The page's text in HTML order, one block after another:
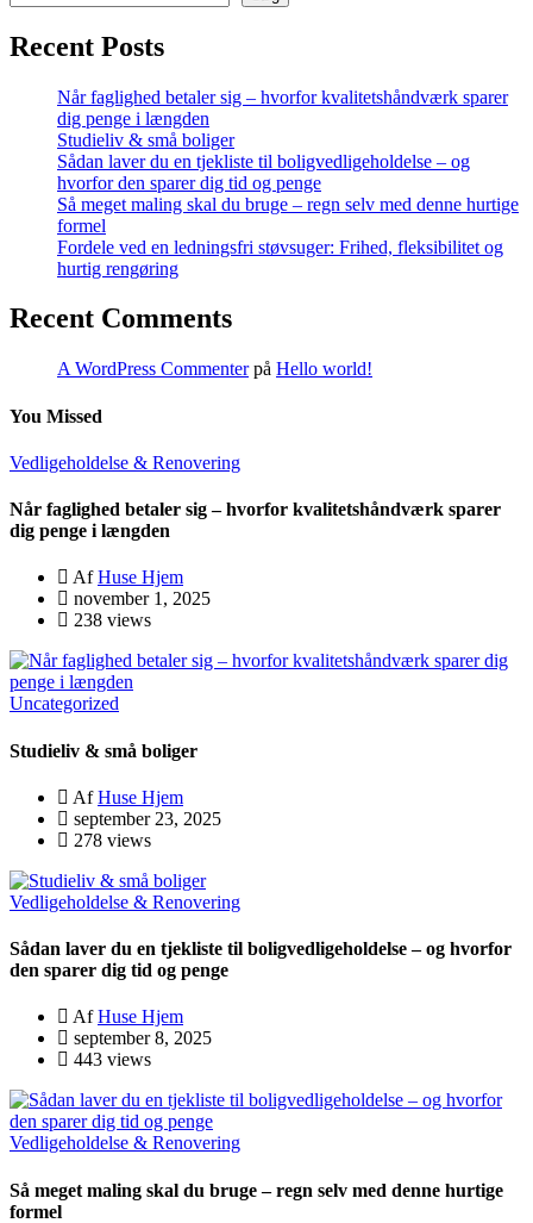
Recent Posts
Når faglighed betaler sig – hvorfor kvalitetshåndværk sparer
dig penge i længden
Studieliv & små boliger
Sådan laver du en tjekliste til boligvedligeholdelse – og
hvorfor den sparer dig tid og penge
Så meget maling skal du bruge – regn selv med denne hurtige
formel
Fordele ved en ledningsfri støvsuger: Frihed, fleksibilitet og
hurtig rengøring
Recent Comments
A WordPress Commenterpå Hello world!
You Missed
Vedligeholdelse & Renovering
Når faglighed betaler sig – hvorfor kvalitetshåndværk sparer
dig penge i længden
AfHuse Hjem
november 1, 2025
238 views
Uncategorized
Studieliv & små boliger
AfHuse Hjem
september 23, 2025
278 views
Vedligeholdelse & Renovering
Sådan laver du en tjekliste til boligvedligeholdelse – og hvorfor
den sparer dig tid og penge
AfHuse Hjem
september 8, 2025
443 views
Vedligeholdelse & Renovering
Så meget maling skal du bruge – regn selv med denne hurtige
formel